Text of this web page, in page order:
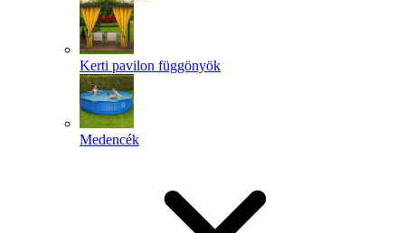
Kerti pavilon függönyök
Medencék